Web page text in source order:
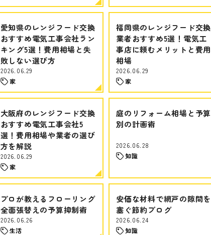
愛知県のレンジフード交換
おすすめ電気工事会社ラン
キング5選！費用相場と失
敗しない選び方
2026.06.29
家
福岡県のレンジフード交換
業者おすすめ5選！電気工
事店に頼むメリットと費用
相場
2026.06.29
家
大阪府のレンジフード交換
おすすめ電気工事会社5
選！費用相場や業者の選び
方を解説
2026.06.29
家
庭のリフォーム相場と予算
別の計画術
2026.06.28
知識
プロが教えるフローリング
全面張替えの予算抑制術
2026.06.26
生活
安価な材料で網戸の隙間を
塞ぐ節約ブログ
2026.06.24
知識